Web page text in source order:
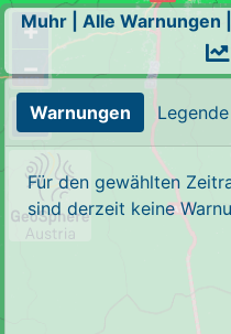
+
−
Muhr Alle Warnungen
Warnungen Legende
Für den gewählten
sind derzeit keine